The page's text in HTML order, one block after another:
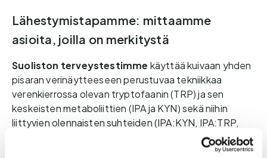
Lähestymistapamme: mittaamme
asioita, joilla on merkitystä
Suoliston terveystestimme käyttää kuivaan yhden
pisaran verinäytteeseen perustuvaa tekniikkaa
verenkierrossa olevan tryptofaanin (TRP) ja sen
keskeisten metaboliittien (IPA ja KYN) sekä niihin
liittyvien olennaisten suhteiden (IPA:KYN, IPA:TRP,
mahdollistavat suolistomikrobiston aineenvaihdunnan